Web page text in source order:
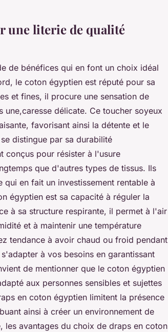
une literie de qualité
de bénéfices qui en font un choix idéal
le coton égyptien est réputé pour sa
et fines, il procure une sensation de
délicate. Ce toucher soyeux
favorisant ainsi la détente et le
distingue par sa durabilité
conçus pour résister à l'usure
que d'autres types de tissus. Ils
en fait un investissement rentable à
égyptien est sa capacité à réguler la
à sa structure respirante, il permet à l'air
et à maintenir une température
tendance à avoir chaud ou froid pendant
à vos besoins en garantissant
de mentionner que le coton égyptien
aux personnes sensibles et sujettes
en coton égyptien limitent la présence
ainsi à créer un environnement de
les avantages du choix de draps en coton